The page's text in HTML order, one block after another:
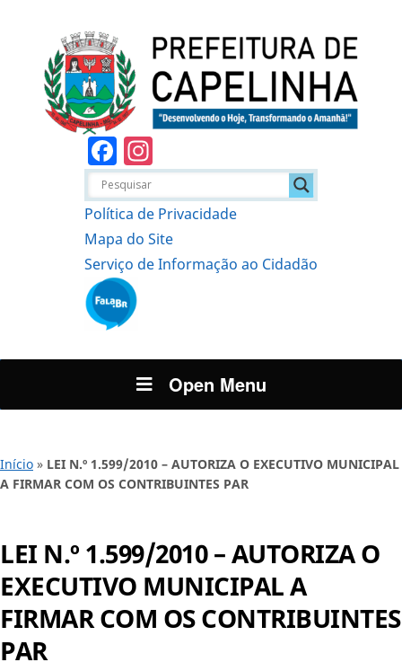
Facebook
Política de Privacidade
Mapa do Site
Serviço de Informação ao Cidadão
Open Menu
Início » LEI N.º 1.599/2010 – AUTORIZA O EXECUTIVO MUNICIPAL
A FIRMAR COM OS CONTRIBUINTES PAR
LEI N.º 1.599/2010 – AUTORIZA O
EXECUTIVO MUNICIPAL A
FIRMAR COM OS CONTRIBUINTES
PAR